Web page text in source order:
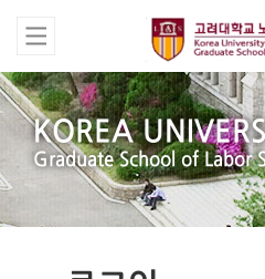
KOREA
Graduate School of Labor